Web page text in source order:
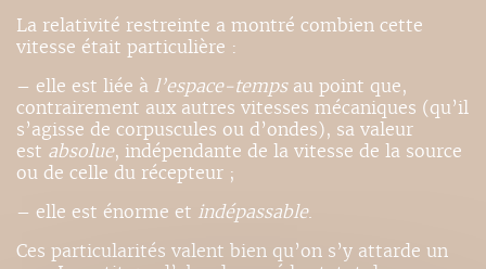
La relativité restreinte a montré combien cette
vitesse était particulière :
– elle est liée à l’espace-tempsau point que,
contrairement aux autres vitesses mécaniques (qu’il
s’agisse de corpuscules ou d’ondes), sa valeur
est absolue, indépendante de la vitesse de la source
ou de celle du récepteur ;
– elle est énorme et indépassable.
Ces particularités valent bien qu’on s’y attarde un